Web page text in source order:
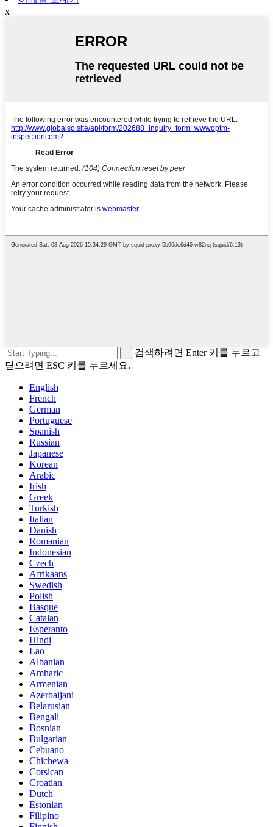
x
검색하려면 Enter 키를 누르고
닫으려면 ESC 키를 누르세요.
English
French
German
Portuguese
Spanish
Russian
Japanese
Korean
Arabic
Irish
Greek
Turkish
Italian
Danish
Romanian
Indonesian
Czech
Afrikaans
Swedish
Polish
Basque
Catalan
Esperanto
Hindi
Lao
Albanian
Amharic
Armenian
Azerbaijani
Belarusian
Bengali
Bosnian
Bulgarian
Cebuano
Chichewa
Corsican
Croatian
Dutch
Estonian
Filipino